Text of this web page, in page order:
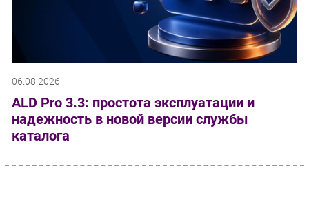
06.08.2026
ALD Pro 3.3: простота эксплуатации и
надежность в новой версии службы
каталога